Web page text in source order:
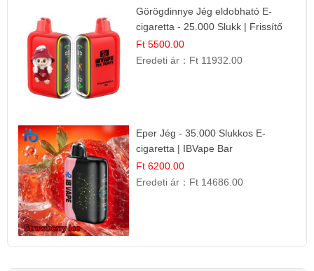
Görögdinnye Jég eldobható E-
cigaretta - 25.000 Slukk | Frissítő
Nyári Íz
Ft 5500.00
Eredeti ár： Ft 11932.00
Eper Jég - 35.000 Slukkos E-
cigaretta | IBVape Bar
Ft 6200.00
Eredeti ár： Ft 14686.00